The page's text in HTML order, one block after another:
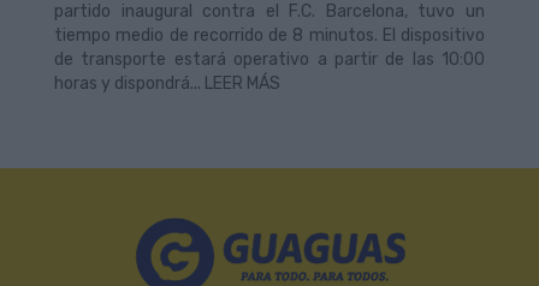
partido inaugural contra el F.C. Barcelona, tuvo un
tiempo medio de recorrido de 8 minutos. El dispositivo
de transporte estará operativo a partir de las 10:00
horas y dispondrá... LEER MÁS